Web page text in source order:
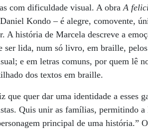
com dificuldade visual. A obraA
Kondo – é alegre, comovente,
A história de Marcela descreve a
ser lida, num só livro, em braille,
e em letras comuns, por quem lê
dos textos em braille.
que quer dar uma identidade a esses
Quis unir as famílias, permitindo
principal de uma